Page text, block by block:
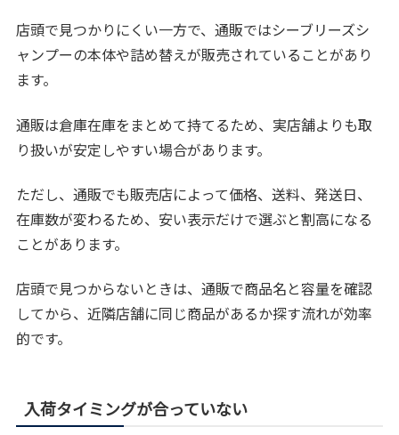
店頭で見つかりにくい一方で、通販ではシーブリーズシ
ャンプーの本体や詰め替えが販売されていることがあり
ます。
通販は倉庫在庫をまとめて持てるため、実店舗よりも取
り扱いが安定しやすい場合があります。
ただし、通販でも販売店によって価格、送料、発送日、
在庫数が変わるため、安い表示だけで選ぶと割高になる
ことがあります。
店頭で見つからないときは、通販で商品名と容量を確認
してから、近隣店舗に同じ商品があるか探す流れが効率
的です。
入荷タイミングが合っていない